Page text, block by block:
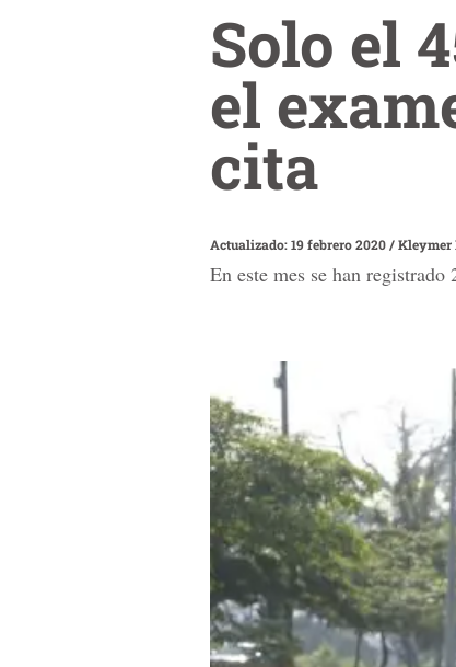
Solo el
el
cita
Actualizado: 19 febrero 2020/Kleymer
En este mes se han